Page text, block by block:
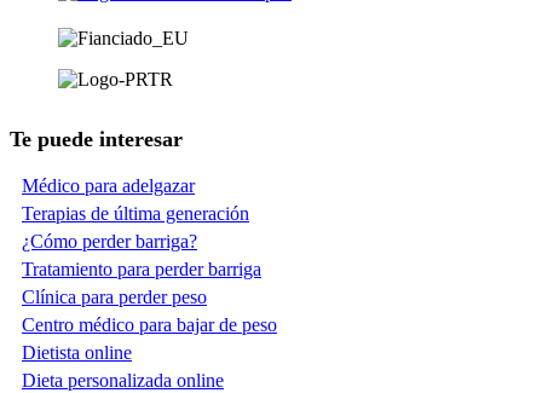
Te puede interesar
Médico para adelgazar
Terapias de última generación
¿Cómo perder barriga?
Tratamiento para perder barriga
Clínica para perder peso
Centro médico para bajar de peso
Dietista online
Dieta personalizada online